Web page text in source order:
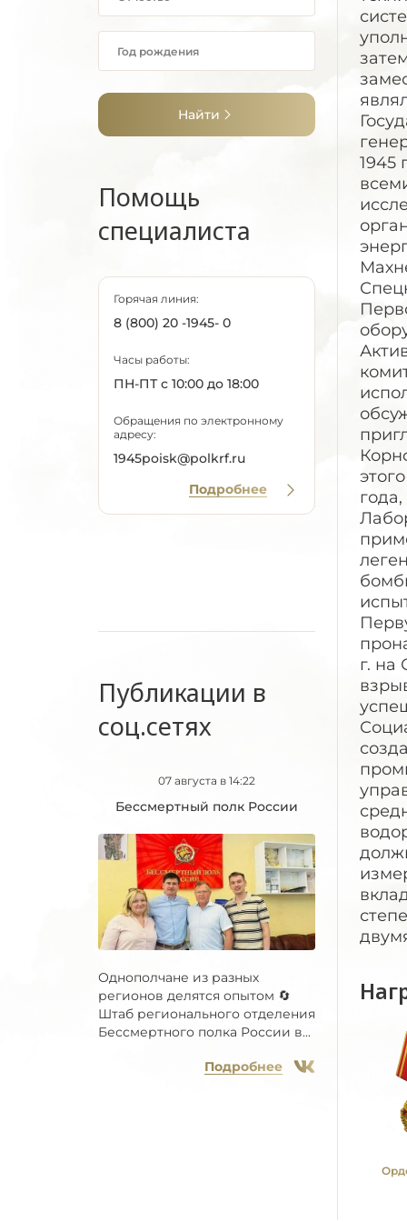
Найти
Помощь
специалиста
Горячая линия:
8 (800) 20 -1945- 0
Часы работы:
ПН-ПТ с 10:00 до 18:00
Обращения по электронному
адресу:
1945poisk@polkrf.ru
Подробнее
Публикации в
соц.сетях
07 августа в 14:22
Бессмертный полк России
Однополчане из разных
регионов делятся опытом 🔄
Штаб регионального отделения
Бессмертного полка России в...
Подробнее
1945
г. на